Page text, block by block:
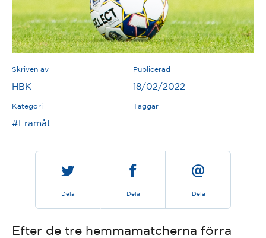
Skriven av
HBK
Publicerad
18/02/2022
Kategori
#Framåt
Taggar
Dela Dela Dela
Efter de tre hemmamatcherna förra